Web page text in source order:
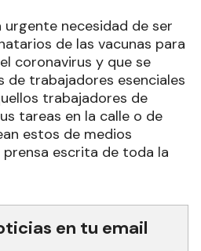
urgente necesidad de ser
de las vacunas para
coronavirus y que se
de trabajadores esenciales
trabajadores de
tareas en la calle o de
estos de medios
prensa escrita de toda la
en tu email